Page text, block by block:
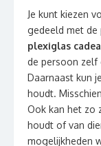
Je kunt kiezen
gedeeld met de
plexiglas
de persoon zelf
Daarnaast kun
houdt.
Ook kan het zo
houdt of van
mogelijkheden